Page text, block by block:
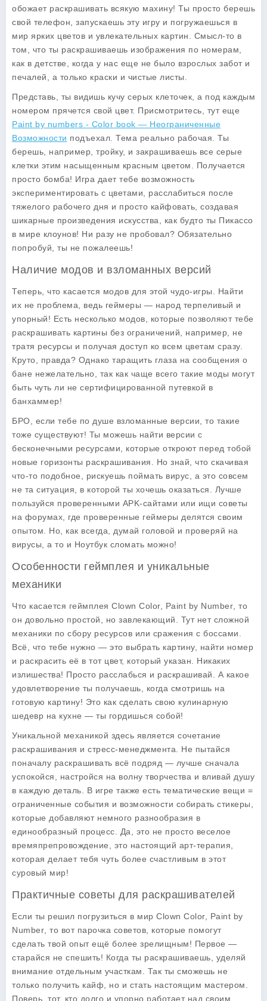
обожает раскрашивать всякую махину! Ты просто берешь
свой телефон, запускаешь эту игру и погружаешься в
мир ярких цветов и увлекательных картин. Смысл-то в
том, что ты раскрашиваешь изображения по номерам,
как в детстве, когда у нас еще не было взрослых забот и
печалей, а только краски и чистые листы.
Представь, ты видишь кучу серых клеточек, а под каждым
номером прячется свой цвет. Присмотритесь, тут еще
Paint by numbers - Color book — Неограниченные
Возможности подъехал. Тема реально рабочая. Ты
берешь, например, тройку, и закрашиваешь все серые
клетки этим насыщенным красным цветом. Получается
просто бомба! Игра дает тебе возможность
экспериментировать с цветами, расслабиться после
тяжелого рабочего дня и просто кайфовать, создавая
шикарные произведения искусства, как будто ты Пикассо
в мире клоунов! Ни разу не пробовал? Обязательно
попробуй, ты не пожалеешь!
Наличие модов и взломанных версий
Теперь, что касается модов для этой чудо-игры. Найти
их не проблема, ведь геймеры — народ терпеливый и
упорный! Есть несколько модов, которые позволяют тебе
раскрашивать картины без ограничений, например, не
тратя ресурсы и получая доступ ко всем цветам сразу.
Круто, правда? Однако таращить глаза на сообщения о
бане нежелательно, так как чаще всего такие моды могут
быть чуть ли не сертифицированной путевкой в
банхаммер!
БРО, если тебе по душе взломанные версии, то такие
тоже существуют! Ты можешь найти версии с
бесконечными ресурсами, которые откроют перед тобой
новые горизонты раскрашивания. Но знай, что скачивая
что-то подобное, рискуешь поймать вирус, а это совсем
не та ситуация, в которой ты хочешь оказаться. Лучше
пользуйся проверенными APK-сайтами или ищи советы
на форумах, где проверенные геймеры делятся своим
опытом. Но, как всегда, думай головой и проверяй на
вирусы, а то и Ноутбук сломать можно!
Особенности геймплея и уникальные
механики
Что касается геймплея Clown Color, Paint by Number , то
он довольно простой, но завлекающий. Тут нет сложной
механики по сбору ресурсов или сражения с боссами.
Всё, что тебе нужно — это выбрать картину, найти номер
и раскрасить её в тот цвет, который указан. Никаких
излишества! Просто расслабься и раскрашивай. А какое
удовлетворение ты получаешь, когда смотришь на
готовую картину! Это как сделать свою кулинарную
шедевр на кухне — ты гордишься собой!
Уникальной механикой здесь является сочетание
раскрашивания и стресс-менеджмента. Не пытайся
поначалу раскрашивать всё подряд — лучше сначала
успокойся, настройся на волну творчества и вливай душу
в каждую деталь. В игре также есть тематические вещи =
ограниченные события и возможности собирать стикеры,
которые добавляют немного разнообразия в
единообразный процесс. Да, это не просто веселое
времяпрепровождение, это настоящий арт-терапия,
которая делает тебя чуть более счастливым в этот
суровый мир!
Практичные советы для раскрашивателей
Если ты решил погрузиться в мир Clown Color, Paint by
Number , то вот парочка советов, которые помогут
сделать твой опыт ещё более зрелищным! Первое —
старайся не спешить! Когда ты раскрашиваешь, уделяй
внимание отдельным участкам. Так ты сможешь не
только получить кайф, но и стать настоящим мастером.
Поверь, тот, кто долго и упорно работает над своим